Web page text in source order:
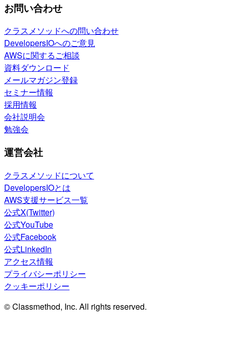
お問い合わせ
クラスメソッドへの問い合わせ
DevelopersIOへのご意見
AWSに関するご相談
資料ダウンロード
メールマガジン登録
セミナー情報
採用情報
会社説明会
勉強会
運営会社
クラスメソッドについて
DevelopersIOとは
AWS支援サービス一覧
公式X(Twitter)
公式YouTube
公式Facebook
公式LinkedIn
アクセス情報
プライバシーポリシー
クッキーポリシー
© Classmethod, Inc. All rights reserved.